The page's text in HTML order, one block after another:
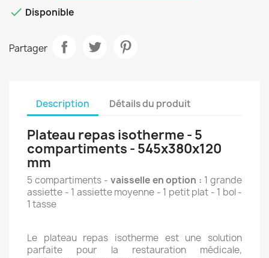
 Disponible
Partager
Description Détails du produit
Plateau repas isotherme - 5
compartiments - 545x380x120
mm
5 compartiments - vaisselle en option : 1 grande
assiette - 1 assiette moyenne - 1 petit plat - 1 bol -
1 tasse
Le plateau repas isotherme est une solution
parfaite pour la restauration médicale,